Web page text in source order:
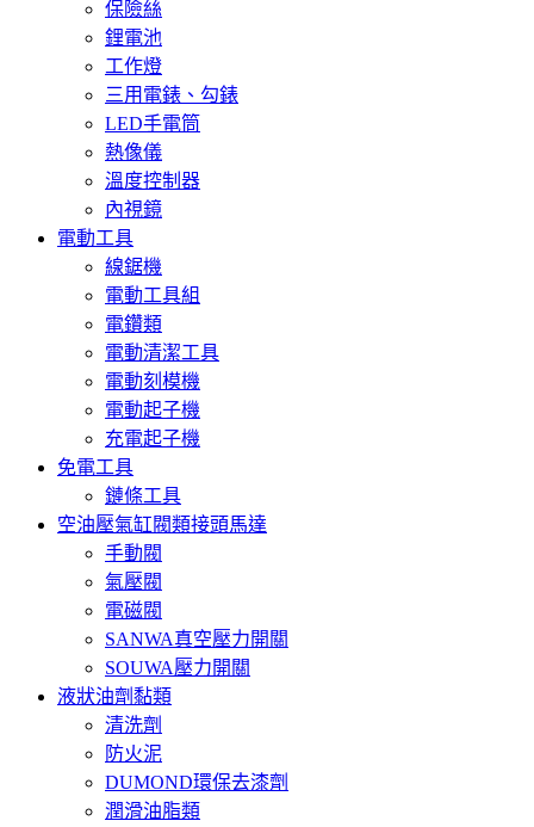
保險絲
鋰電池
工作燈
三用電錶、勾錶
LED手電筒
熱像儀
溫度控制器
內視鏡
電動工具
線鋸機
電動工具組
電鑽類
電動清潔工具
電動刻模機
電動起子機
充電起子機
免電工具
鏈條工具
空油壓氣缸閥類接頭馬達
手動閥
氣壓閥
電磁閥
SANWA真空壓力開關
SOUWA壓力開關
液狀油劑黏類
清洗劑
防火泥
DUMOND環保去漆劑
潤滑油脂類